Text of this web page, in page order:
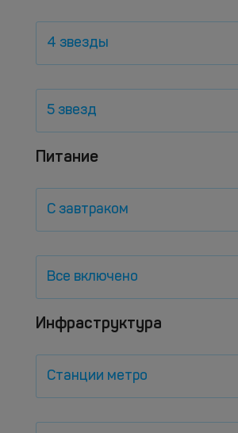
4 звезды
5 звезд
Питание
С завтраком
Все включено
Инфраструктура
Станции метро